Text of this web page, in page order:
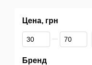
Цена, грн
От Цена, грн
До Цена, грн
Бренд